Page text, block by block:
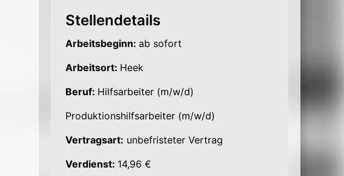
Stellendetails
Arbeitsbeginn: ab sofort
Arbeitsort: Heek
Beruf: Hilfsarbeiter (m/w/d)
Produktionshilfsarbeiter (m/w/d)
Vertragsart: unbefristeter Vertrag
Verdienst: 14,96 €